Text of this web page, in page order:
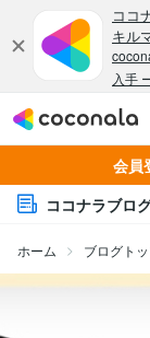
会員
ココナラブロ
ホーム ブログト